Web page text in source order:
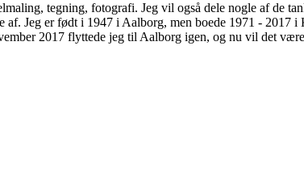
tegning, fotografi. Jeg vil også dele nogle af de
Jeg er født i 1947 i Aalborg, men boede 1971 - 2017
2017 flyttede jeg til Aalborg igen, og nu vil det